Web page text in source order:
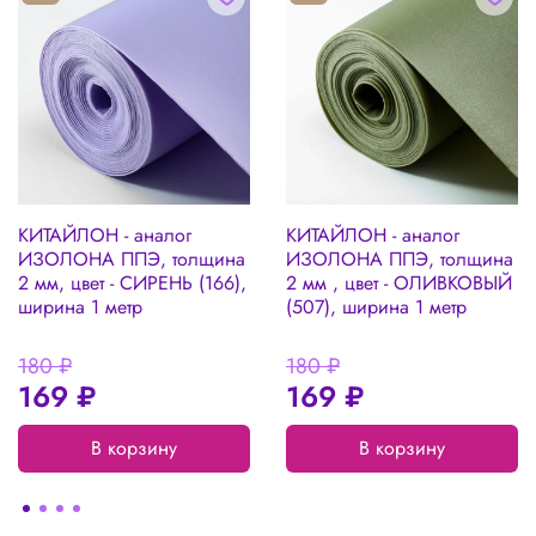
можно на нашем сайте в разделе :ПОЛЕЗНЫЕ СТАТЬИ
КИТАЙЛОН - аналог
ИЗОЛОНА ППЭ, толщина
2 мм, цвет - СИРЕНЬ (166),
ширина 1 метр
180 ₽
169 ₽
В корзину
КИТАЙЛОН - аналог
ИЗОЛОНА ППЭ, толщина
2 мм , цвет - ОЛИВКОВЫЙ
(507), ширина 1 метр
180 ₽
169 ₽
В корзину